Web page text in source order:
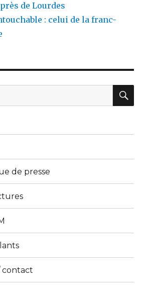
de Lourdes
: celui de la franc-
de presse
contact